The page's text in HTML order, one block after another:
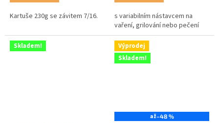
Kartuše 230g se závitem 7/16.
s variabilním nástavcem na
vaření, grilování nebo pečení
Skladem!
Výprodej
Skladem!
až–48 %